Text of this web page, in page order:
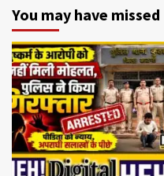
You may have missed